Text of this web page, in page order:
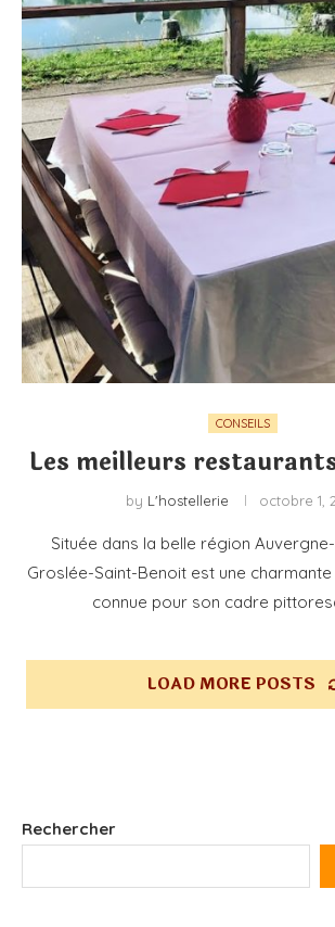
CONSEILS
Les meilleurs
by L'hostellerie octobre 1,
Située dans la belle région
Groslée-Saint-Benoit est une
connue pour son cadre
LOAD MORE POSTS
Rechercher